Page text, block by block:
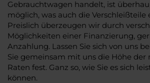
Gebrauchtwagen handelt, ist
möglich, was auch die Verschleißteile
Preislich überzeugen wir durch
Möglichkeiten einer Finanzierung,
Anzahlung. Lassen Sie sich von uns
Sie gemeinsam mit uns die Höhe der
Raten fest. Ganz so, wie Sie es sich
können.